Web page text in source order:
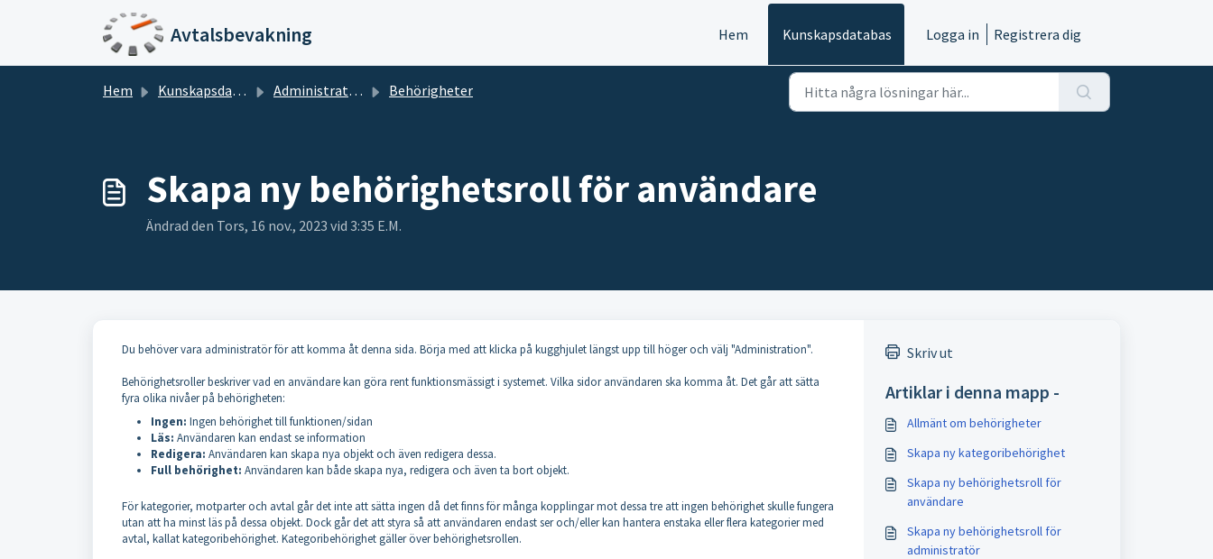
Hoppa över till huvudinnehåll
Avtalsbevakning Hem Kunskapsdatabas Logga in Registrera dig
Hem Kunskapsdatabas Administration Behörigheter
Skapa ny behörighetsroll för användare
Ändrad den Tors, 16 nov., 2023 vid 3:35 E.M.
Du behöver vara administratör för att komma åt denna sida. Börja med att klicka på kugghjulet längst upp till höger och välj "Administration".
Behörighetsroller beskriver vad en användare kan göra rent funktionsmässigt i systemet. Vilka sidor användaren ska komma åt. Det går att sätta
fyra olika nivåer på behörigheten:
Ingen: Ingen behörighet till funktionen/sidan
Läs: Användaren kan endast se information
Redigera: Användaren kan skapa nya objekt och även redigera dessa.
Full behörighet: Användaren kan både skapa nya, redigera och även ta bort objekt.
För kategorier, motparter och avtal går det inte att sätta ingen då det finns för många kopplingar mot dessa tre att ingen behörighet skulle fungera
utan att ha minst läs på dessa objekt. Dock går det att styra så att användaren endast ser och/eller kan hantera enstaka eller flera kategorier med
avtal, kallat kategoribehörighet. Kategoribehörighet gäller över behörighetsrollen.
Skriv ut
Artiklar i denna mapp -
Allmänt om behörigheter
Skapa ny kategoribehörighet
Skapa ny behörighetsroll för
användare
Skapa ny behörighetsroll för
administratör